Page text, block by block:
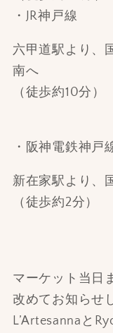
・JR神戸線
六甲道駅より、
南へ
（徒歩約10分）
・阪神電鉄神戸
新在家駅より、
（徒歩約2分）
マーケット当日
改めてお知らせ
L’Artesannaと